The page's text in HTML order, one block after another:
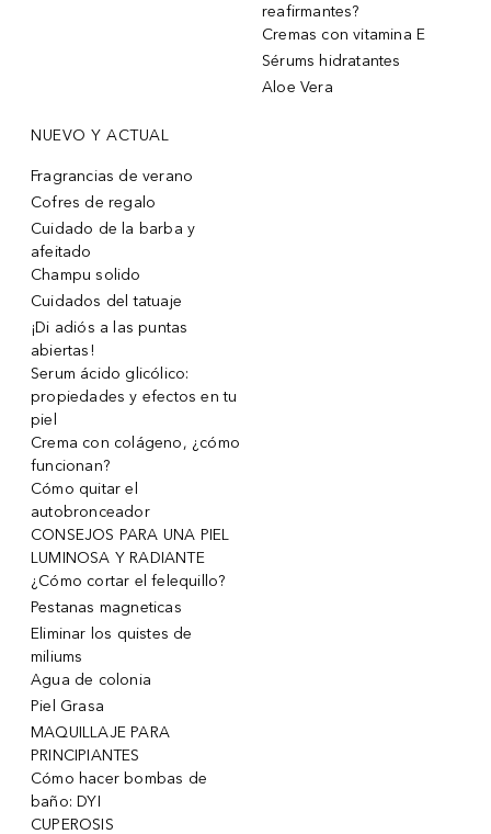
reafirmantes?
Cremas con vitamina E
Sérums hidratantes
Aloe Vera
NUEVO Y ACTUAL
Fragrancias de verano
Cofres de regalo
Cuidado de la barba y
afeitado
Champu solido
Cuidados del tatuaje
¡Di adiós a las puntas
abiertas!
Serum ácido glicólico:
propiedades y efectos en tu
piel
Crema con colágeno, ¿cómo
funcionan?
Cómo quitar el
autobronceador
CONSEJOS PARA UNA PIEL
LUMINOSA Y RADIANTE
¿Cómo cortar el felequillo?
Pestanas magneticas
Eliminar los quistes de
miliums
Agua de colonia
Piel Grasa
MAQUILLAJE PARA
PRINCIPIANTES
Cómo hacer bombas de
baño: DYI
CUPEROSIS